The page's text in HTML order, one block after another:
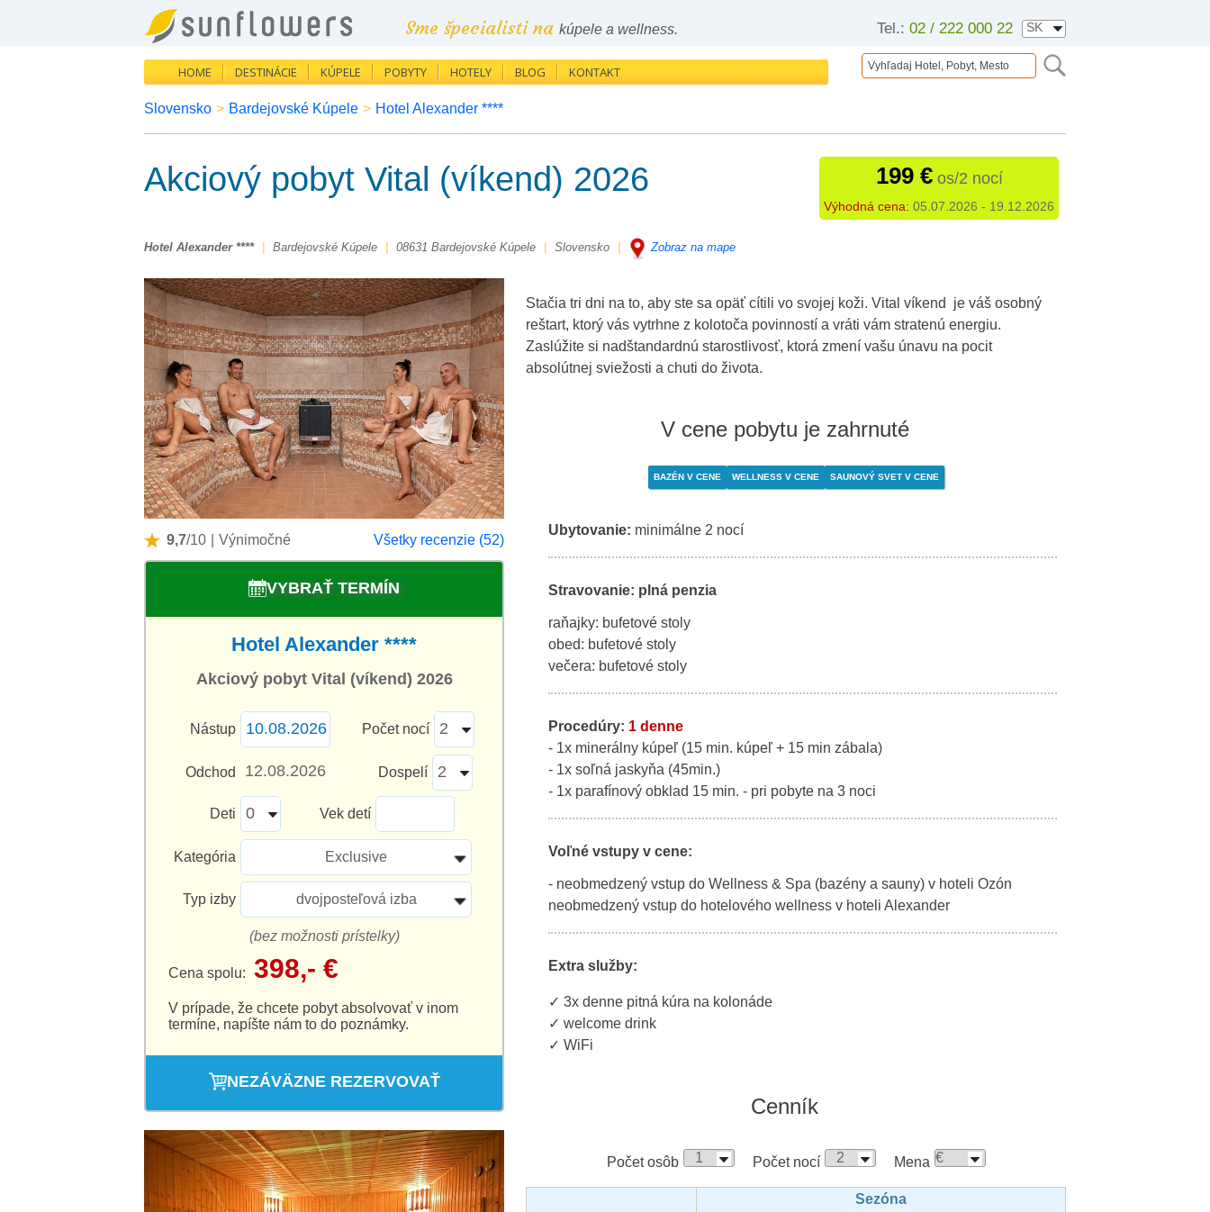
Tel.: 02 / 222 000 22
Sme špecialisti na kúpele a wellness.
HOME DESTINÁCIE KÚPELE POBYTY HOTELY BLOG KONTAKT
Slovensko > Bardejovské Kúpele > Hotel Alexander ****
Akciový pobyt Vital (víkend) 2026 199 €os/2 nocí
Výhodná cena: 05.07.2026 - 19.12.2026
Hotel Alexander **** Bardejovské Kúpele 08631 Bardejovské Kúpele Slovensko Zobraz na mape
9,7/10 Výnimočné Všetky recenzie (52)
VYBRAŤ TERMÍN
Hotel Alexander ****
Akciový pobyt Vital (víkend) 2026
Nástup Počet nocí
Odchod Dospelí
Deti Vek detí
Kategória Exclusive
Typ izby dvojposteľová izba
(bez možnosti prístelky)
Cena spolu: 398,- €
V prípade, že chcete pobyt absolvovať v inom
termíne, napíšte nám to do poznámky.
NEZÁVÄZNE REZERVOVAŤ
Stačia tri dni na to, aby ste sa opäť cítili vo svojej koži. Vital víkend je váš osobný
reštart, ktorý vás vytrhne z kolotoča povinností a vráti vám stratenú energiu.
Zaslúžite si nadštandardnú starostlivosť, ktorá zmení vašu únavu na pocit
absolútnej sviežosti a chuti do života.
V cene pobytu je zahrnuté
BAZÉN V CENE WELLNESS V CENE SAUNOVÝ SVET V CENE
Ubytovanie: minimálne 2 nocí
Stravovanie: plná penzia
raňajky: bufetové stoly
obed: bufetové stoly
večera: bufetové stoly
Procedúry: 1 denne
- 1x minerálny kúpeľ (15 min. kúpeľ + 15 min zábala)
- 1x soľná jaskyňa (45min.)
- 1x parafínový obklad 15 min. - pri pobyte na 3 noci
Voľné vstupy v cene:
- neobmedzený vstup do Wellness & Spa (bazény a sauny) v hoteli Ozón
neobmedzený vstup do hotelového wellness v hoteli Alexander
Extra služby:
✓ 3x denne pitná kúra na kolonáde
✓ welcome drink
✓ WiFi
Cenník
Počet osôb Počet nocí Mena
Sezóna